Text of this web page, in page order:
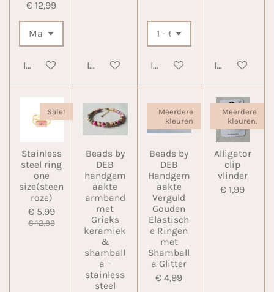
€ 12,99
In winkelwagenIn winkelwagenIn winkelwagen
In
Sale!
Stainless
steel ring
one
size(steen
roze)
€ 5,99
€ 12,99
Beads by
DEB
handgem
aakte
armband
met
Grieks
keramiek
&
shamball
a –
stainless
steel
Meerdere
kleuren
Beads by
DEB
Handgem
aakte
Verguld
Gouden
Elastisch
e Ringen
met
Shamball
a Glitter
€ 4,99
Meerdere
kleuren.
Alligator
clip
vlinder
€ 1,99